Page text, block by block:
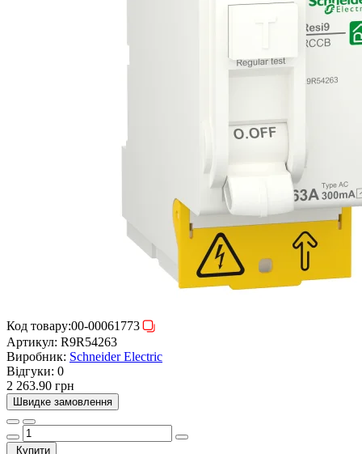
Код товару:00-00061773
Артикул: R9R54263
Виробник: Schneider Electric
Відгуки: 0
2 263.90 грн
Швидке замовлення
Купити